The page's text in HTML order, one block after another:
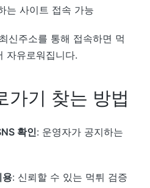
는 사이트 접속 가능
신주소를 통해 접속하면 먹
자유로워집니다.
가기 찾는 방법
확인: 운영자가 공지하는
용: 신뢰할 수 있는 먹튀 검증